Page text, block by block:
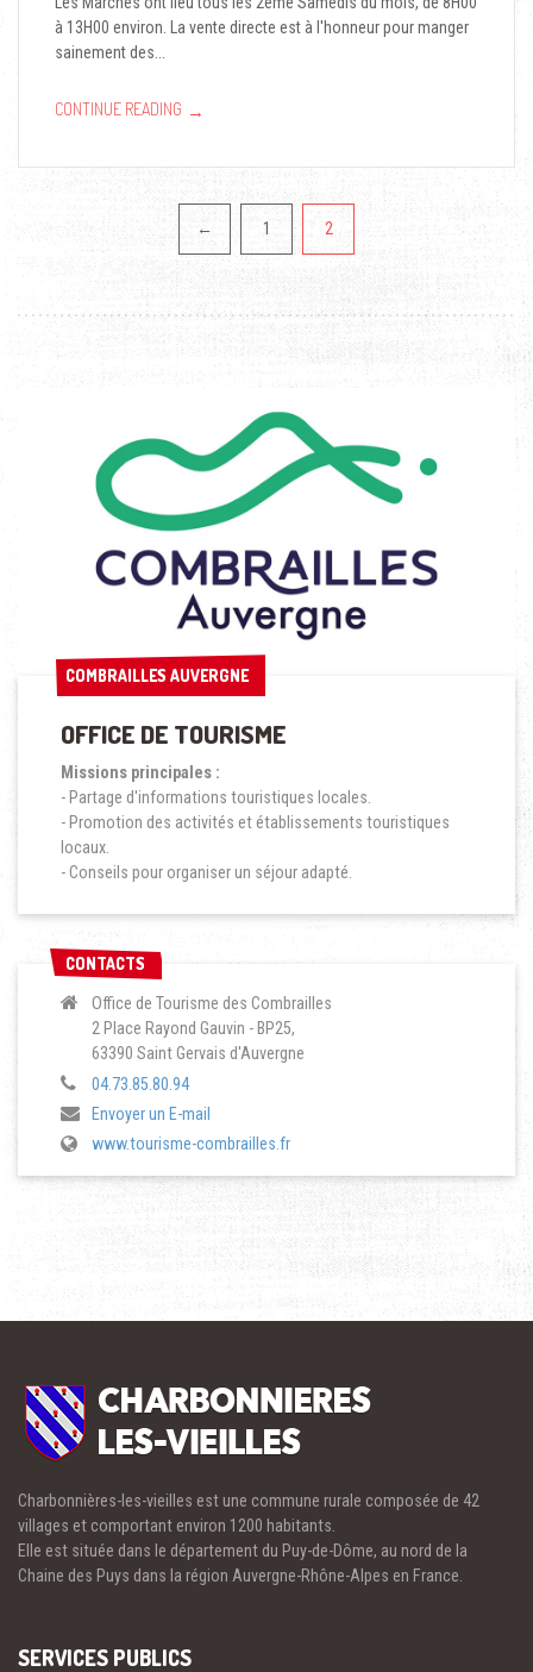
à 13H00 environ. La vente directe est à l'honneur pour manger
sainement des...
CONTINUE READING →
← 1 2
COMBRAILLES AUVERGNE
COMBRAILLES AUVERGNE
OFFICE DE TOURISME
Missions principales :
- Partage d'informations touristiques locales.
- Promotion des activités et établissements touristiques
locaux.
- Conseils pour organiser un séjour adapté.
CONTACTS
CONTACTS
Office de Tourisme des Combrailles
2 Place Rayond Gauvin - BP25,
63390 Saint Gervais d'Auvergne
04.73.85.80.94
Envoyer un E-mail
www.tourisme-combrailles.fr
Charbonnières-les-vieilles est une commune rurale composée de 42
villages et comportant environ 1200 habitants.
Elle est située dans le département du Puy-de-Dôme, au nord de la
Chaine des Puys dans la région Auvergne-Rhône-Alpes en France.
SERVICES PUBLICS